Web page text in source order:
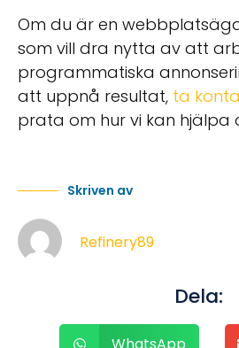
Om du är en
som vill dra nytta av att
programmatiska
att uppnå resultat, ta
prata om hur vi kan hjälpa
Skriven av
Refinery89
Dela:
WhatsApp